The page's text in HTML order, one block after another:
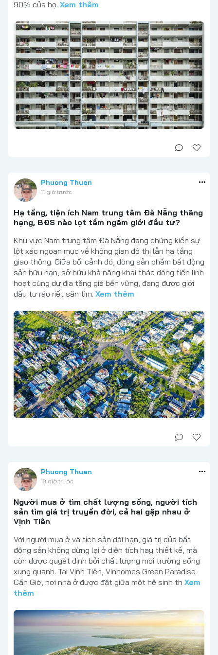
90% của họ. Xem thêm
Phuong Thuan
11 giờ trước
Hạ tầng, tiện ích Nam trung tâm Đà Nẵng thăng
hạng, BĐS nào lọt tầm ngắm giới đầu tư?
Khu vực Nam trung tâm Đà Nẵng đang chứng kiến sự
lột xác ngoạn mục về không gian đô thị lẫn hạ tầng
giao thông. Giữa bối cảnh đó, dòng sản phẩm bất động
sản hữu hạn, sở hữu khả năng khai thác dòng tiền linh
hoạt cùng dư địa tăng giá bền vững, đang được giới
đầu tư ráo riết săn tìm. Xem thêm
Phuong Thuan
13 giờ trước
Người mua ở tìm chất lượng sống, người tích
sản tìm giá trị truyền đời, cả hai gặp nhau ở
Vịnh Tiên
Với người mua ở và tích sản dài hạn, giá trị của bất
động sản không dừng lại ở diện tích hay thiết kế, mà
còn được quyết định bởi chất lượng môi trường sống
xung quanh. Tại Vịnh Tiên, Vinhomes Green Paradise
Cần Giờ, nơi nhà ở được đặt giữa một hệ sinh th Xem
thêm